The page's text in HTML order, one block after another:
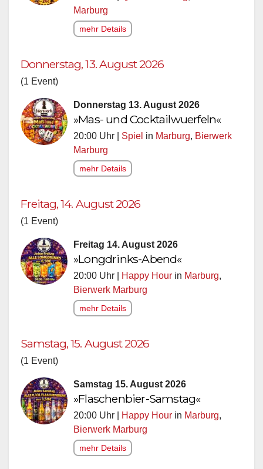
Marburg
mehr Details
Donnerstag, 13. August 2026
(1 Event)
Donnerstag 13. August 2026
»Mas- und Cocktailwuerfeln«
20:00 Uhr | Spiel in Marburg, Bierwerk
Marburg
mehr Details
Freitag, 14. August 2026
(1 Event)
Freitag 14. August 2026
»Longdrinks-Abend«
20:00 Uhr | Happy Hour in Marburg,
Bierwerk Marburg
mehr Details
Samstag, 15. August 2026
(1 Event)
Samstag 15. August 2026
»Flaschenbier-Samstag«
20:00 Uhr | Happy Hour in Marburg,
Bierwerk Marburg
mehr Details